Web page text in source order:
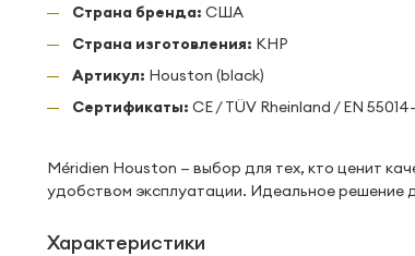
Страна бренда: США
Страна изготовления: КНР
Артикул: Houston (black)
Сертификаты: CE / TÜV Rheinland / EN
Méridien Houston — выбор для тех, кто ценит
удобством эксплуатации. Идеальное решение
Характеристики